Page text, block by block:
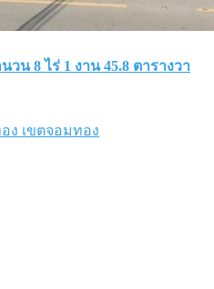
น 8 ไร่ 1 งาน 45.8 ตารางวา
ง เขตจอมทอง